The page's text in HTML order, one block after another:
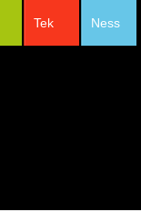
Ness
Tek